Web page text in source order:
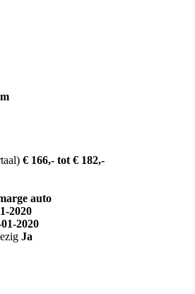
€ 166,- tot € 182,-
auto
2020
2020
Ja